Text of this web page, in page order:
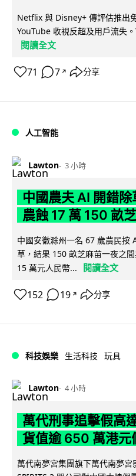
Netflix 與 Disney+ 傳評估推出
YouTube 收視反超及用戶流失
閱讀全文
71 7 ↗ 分享
人工智能
Lawton 3 小時
中國農夫 AI 開錯
農蝕 17 萬 150 畝
中國安徽滁州一名 67 歲農民按
草，結果 150 畝芝麻苗一夜之
15 萬元人民幣...
閱讀全文
152 19 ↗ 分享
科技娛樂 生活科技 玩具
Lawton 4 小時
萬代刑事追擊假高
貨值逾 650 萬港元
萬代南夢宮集團旗下萬代南夢